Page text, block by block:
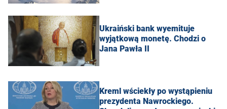
Ukraiński bank wyemituje
wyjątkową monetę. Chodzi o
Jana Pawła II
Kreml wściekły po wystąpieniu
prezydenta Nawrockiego.